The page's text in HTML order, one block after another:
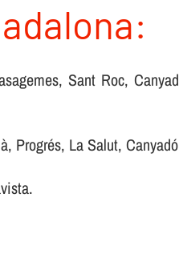
Sant Roc,
Progrés, La Salut,